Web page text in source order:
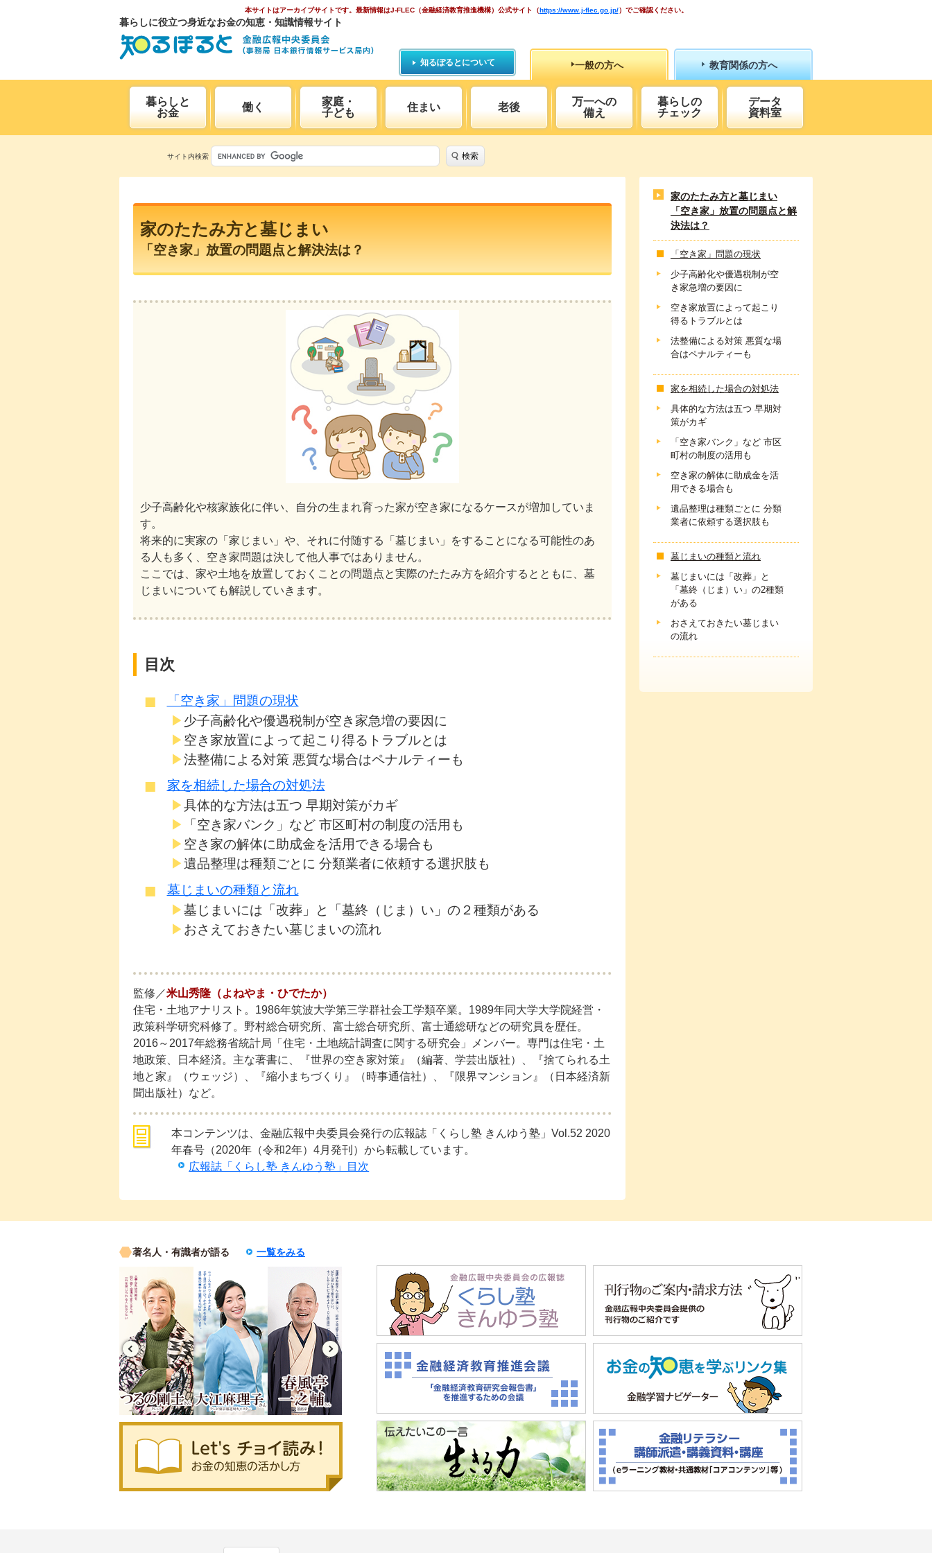
本サイトはアーカイブサイトです。 最新情報はJ-FLEC（金融経済教育推進機構）公式サイト （https://www.j-flec.go.jp/）でご確認ください。
暮らしに役立つ身近なお金の知恵・知識情報サイト
知るぽるとについて 一般の方へ 教育関係の方へ
暮らしと
お金
働く
家庭・
子ども
住まい 老後
万一への
備え
暮らしの
チェック
データ
資料室
サイト内検索 検索
家のたたみ方と墓じまい
「空き家」放置の問題点と解決法は？
少子高齢化や核家族化に伴い、自分の生まれ育った家が空き家になるケースが増加していま
す。
将来的に実家の「家じまい」や、それに付随する「墓じまい」をすることになる可能性のあ
る人も多く、空き家問題は決して他人事ではありません。
ここでは、家や土地を放置しておくことの問題点と実際のたたみ方を紹介するとともに、墓
じまいについても解説していきます。
目次
「空き家」問題の現状
少子高齢化や優遇税制が空き家急増の要因に
空き家放置によって起こり得るトラブルとは
法整備による対策 悪質な場合はペナルティーも
家を相続した場合の対処法
具体的な方法は五つ 早期対策がカギ
「空き家バンク」など 市区町村の制度の活用も
空き家の解体に助成金を活用できる場合も
遺品整理は種類ごとに 分類業者に依頼する選択肢も
墓じまいの種類と流れ
墓じまいには「改葬」と「墓終（じま）い」の２種類がある
おさえておきたい墓じまいの流れ
監修／米山秀隆（よねやま・ひでたか）
住宅・土地アナリスト。1986年筑波大学第三学群社会工学類卒業。1989年同大学大学院経営・
政策科学研究科修了。野村総合研究所、富士総合研究所、富士通総研などの研究員を歴任。
2016～2017年総務省統計局「住宅・土地統計調査に関する研究会」メンバー。専門は住宅・土
地政策、日本経済。主な著書に、『世界の空き家対策』（編著、学芸出版社）、『捨てられる土
地と家』（ウェッジ）、『縮小まちづくり』（時事通信社）、『限界マンション』（日本経済新
聞出版社）など。
本コンテンツは、金融広報中央委員会発行の広報誌「くらし塾 きんゆう塾」Vol.52 2020
年春号（2020年（令和2年）4月発刊）から転載しています。
広報誌「くらし塾 きんゆう塾」目次
家のたたみ方と墓じまい
「空き家」放置の問題点と解
決法は？
「空き家」問題の現状
少子高齢化や優遇税制が空
き家急増の要因に
空き家放置によって起こり
得るトラブルとは
法整備による対策 悪質な場
合はペナルティーも
家を相続した場合の対処法
具体的な方法は五つ 早期対
策がカギ
「空き家バンク」など 市区
町村の制度の活用も
空き家の解体に助成金を活
用できる場合も
遺品整理は種類ごとに 分類
業者に依頼する選択肢も
墓じまいの種類と流れ
墓じまいには「改葬」と
「墓終（じま）い」の2種類
がある
おさえておきたい墓じまい
の流れ
著名人・有識者が語る 一覧をみる